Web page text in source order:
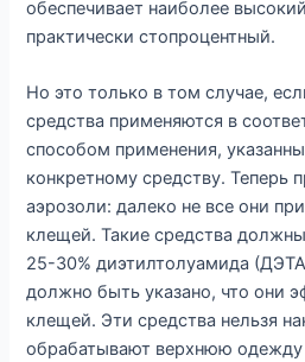
обеспечивает наиболее
практически стопроцентный.
Но это только в том случае,
средства применяются в
способом применения,
конкретному средству. Теперь
аэрозоли: далеко не все они
клещей. Такие средства
25-30% диэтилтолуамида
должно быть указано, что они
клещей. Эти средства нельзя
обрабатывают верхнюю одежду